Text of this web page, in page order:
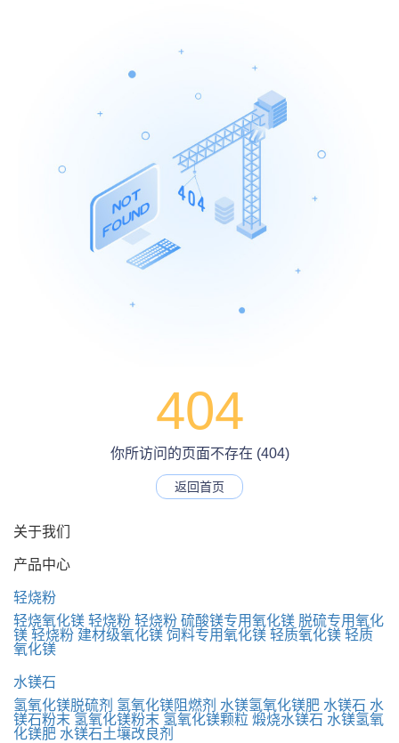
404
你所访问的页面不存在 (404)
返回首页
关于我们
产品中心
轻烧粉
轻烧氧化镁 轻烧粉 轻烧粉 硫酸镁专用氧化镁 脱硫专用氧化
镁 轻烧粉 建材级氧化镁 饲料专用氧化镁 轻质氧化镁 轻质
氧化镁
水镁石
氢氧化镁脱硫剂 氢氧化镁阻燃剂 水镁氢氧化镁肥 水镁石 水
镁石粉末 氢氧化镁粉末 氢氧化镁颗粒 煅烧水镁石 水镁氢氧
化镁肥 水镁石土壤改良剂